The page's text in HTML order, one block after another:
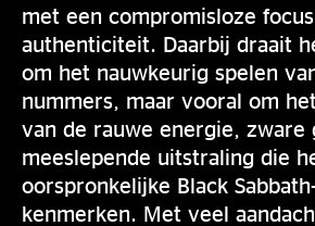
met een compromisloze
authenticiteit. Daarbij draait
om het nauwkeurig spelen
nummers, maar vooral om
van de rauwe energie, zware
meeslepende uitstraling die
oorspronkelijke Black
kenmerken. Met veel